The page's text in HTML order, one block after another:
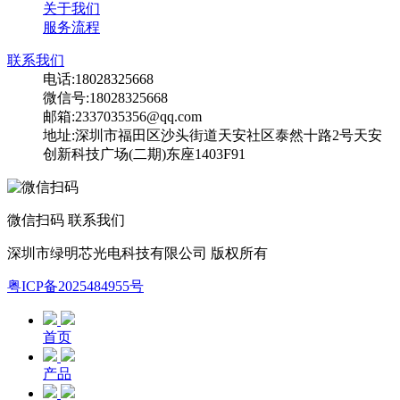
关于我们
服务流程
联系我们
电话:18028325668
微信号:18028325668
邮箱:2337035356@qq.com
地址:深圳市福田区沙头街道天安社区泰然十路2号天安
创新科技广场(二期)东座1403F91
微信扫码 联系我们
深圳市绿明芯光电科技有限公司 版权所有
粤ICP备2025484955号
首页
产品